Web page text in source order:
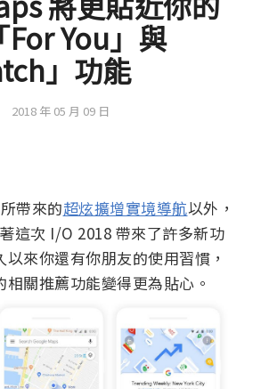
You」與
」功能
2018 年 05 月 09 日
帶來的超炫擴增實境導航以外，
這次 I/O 2018 帶來了許多新功
來你還有你朋友的使用習慣，
關推薦功能變得更為貼心。